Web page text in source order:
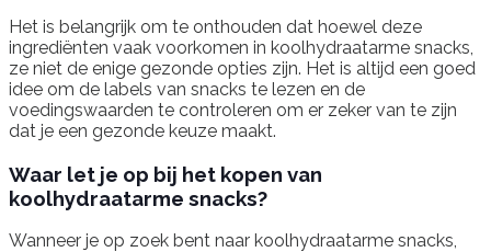
Het is belangrijk om te onthouden dat hoewel deze
ingrediënten vaak voorkomen in koolhydraatarme snacks,
ze niet de enige gezonde opties zijn. Het is altijd een goed
idee om de labels van snacks te lezen en de
voedingswaarden te controleren om er zeker van te zijn
dat je een gezonde keuze maakt.
Waar let je op bij het kopen van
koolhydraatarme snacks?
Wanneer je op zoek bent naar koolhydraatarme snacks,